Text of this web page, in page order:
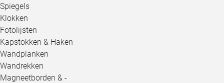
Spiegels
Klokken
Fotolijsten
Kapstokken & Haken
Wandplanken
Wandrekken
Magneetborden & -